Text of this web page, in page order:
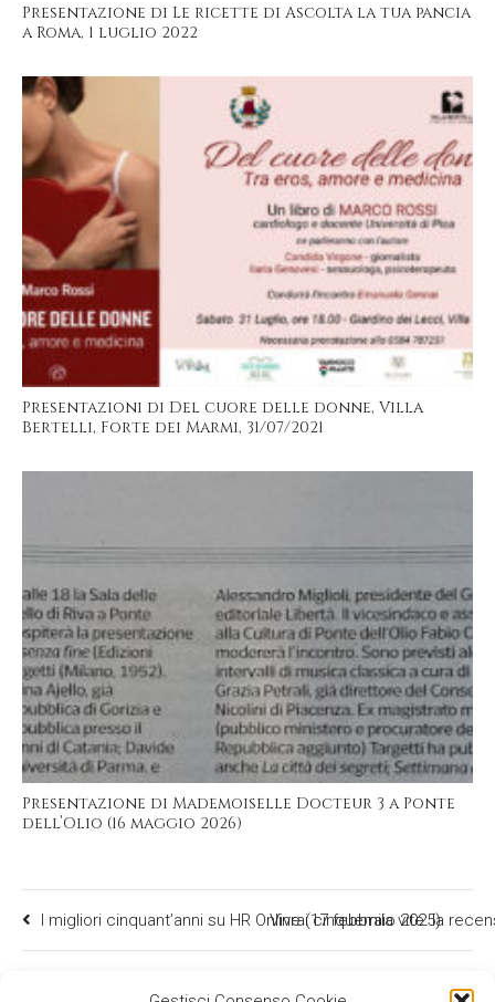
Presentazione di Le ricette di Ascolta la tua pancia
a Roma, 1 luglio 2022
Presentazioni di Del cuore delle donne, Villa
Bertelli, Forte dei Marmi, 31/07/2021
Presentazione di Mademoiselle Docteur 3 a Ponte
dell’Olio (16 maggio 2026)
I migliori cinquant’anni su HR Online (17 febbraio 2025)
Vivrai cinquemila vite: la